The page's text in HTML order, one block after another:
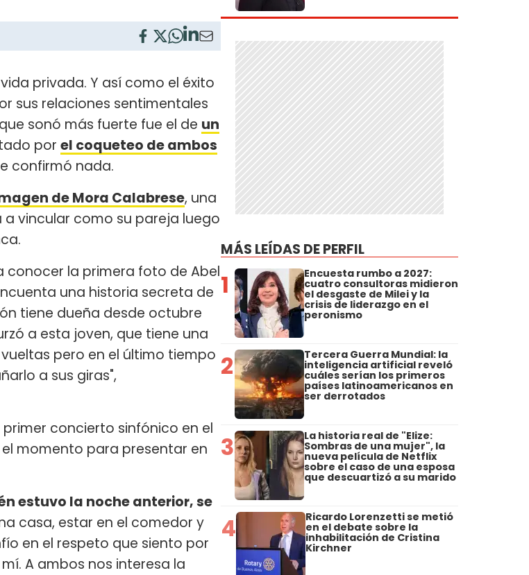
privada. Y así como el éxito
sus relaciones sentimentales
sonó más fuerte fue el de un
por el coqueteo de ambos
confirmó nada.
de Mora Calabrese, una
vincular como su pareja luego
conocer la primera foto de Abel
una historia secreta de
tiene dueña desde octubre
a esta joven, que tiene una
pero en el último tiempo
a sus giras",
primer concierto sinfónico en el
momento para presentar en
estuvo la noche anterior, se
casa, estar en el comedor y
en el respeto que siento por
A ambos nos interesa la
MÁS LEÍDAS DE PERFIL
1 Encuesta rumbo a 2027:
cuatro consultoras midieron
el desgaste de Milei y la
crisis de liderazgo en el
peronismo
2 Tercera Guerra Mundial: la
inteligencia artificial reveló
cuáles serían los primeros
países latinoamericanos en
ser derrotados
3 La historia real de "Elize:
Sombras de una mujer", la
nueva película de Netflix
sobre el caso de una esposa
que descuartizó a su marido
4 Ricardo Lorenzetti se metió
en el debate sobre la
inhabilitación de Cristina
Kirchner